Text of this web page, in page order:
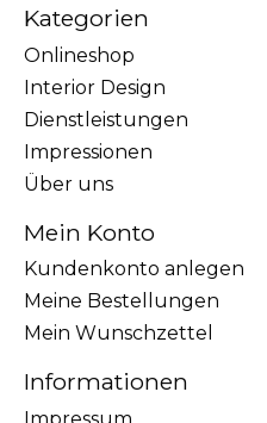
Kategorien
Onlineshop
Interior Design
Dienstleistungen
Impressionen
Über uns
Mein Konto
Kundenkonto anlegen
Meine Bestellungen
Mein Wunschzettel
Informationen